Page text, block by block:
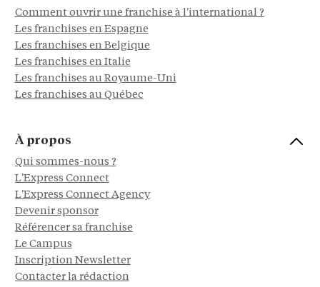
Comment ouvrir une franchise à l'international ?
Les franchises en Espagne
Les franchises en Belgique
Les franchises en Italie
Les franchises au Royaume-Uni
Les franchises au Québec
À propos
Qui sommes-nous ?
L'Express Connect
L'Express Connect Agency
Devenir sponsor
Référencer sa franchise
Le Campus
Inscription Newsletter
Contacter la rédaction